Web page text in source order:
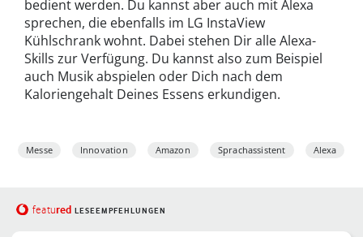
bedient werden. Du kannst aber auch mit Alexa
sprechen, die ebenfalls im LG InstaView
Kühlschrank wohnt. Dabei stehen Dir alle Alexa-
Skills zur Verfügung. Du kannst also zum Beispiel
auch Musik abspielen oder Dich nach dem
Kaloriengehalt Deines Essens erkundigen.
Messe Innovation Amazon Sprachassistent Alexa
featured LESEEMPFEHLUNGEN